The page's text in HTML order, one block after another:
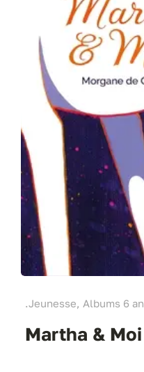
.Jeunesse, Albums 6
Martha & Moi